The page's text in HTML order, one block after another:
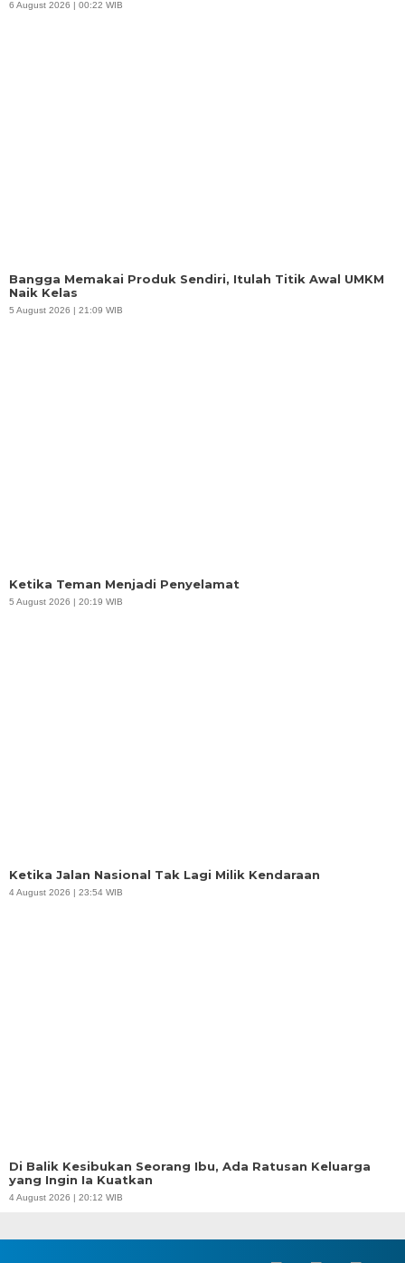
6 August 2026 | 00:22 WIB
Bangga Memakai Produk Sendiri, Itulah Titik Awal UMKM
Naik Kelas
5 August 2026 | 21:09 WIB
Ketika Teman Menjadi Penyelamat
5 August 2026 | 20:19 WIB
Ketika Jalan Nasional Tak Lagi Milik Kendaraan
4 August 2026 | 23:54 WIB
Di Balik Kesibukan Seorang Ibu, Ada Ratusan Keluarga
yang Ingin Ia Kuatkan
4 August 2026 | 20:12 WIB